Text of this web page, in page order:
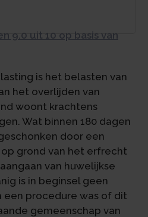
9.0 uit 10 op basis van
is het belasten van
het overlijden van
woont krachtens
Wat binnen 180 dagen
door een
grond van het erfrecht
van huwelijkse
is in beginsel geen
een procedure was of dit
gemeenschap van